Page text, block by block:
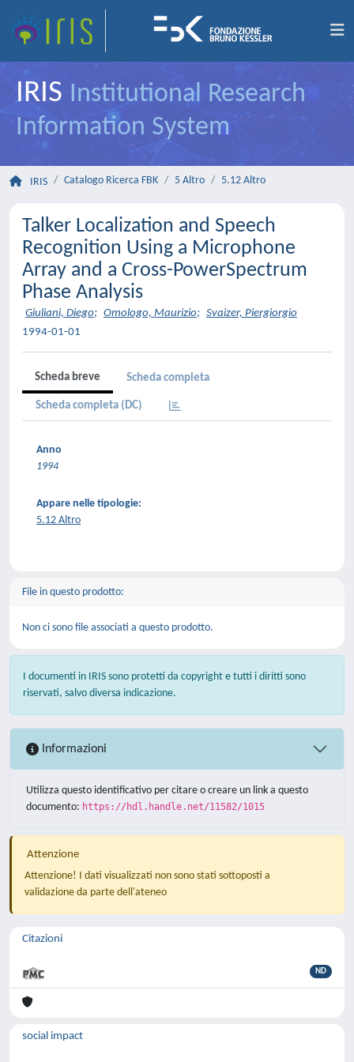
IRIS Institutional Research
Information System
IRIS Catalogo Ricerca FBK 5 Altro 5.12 Altro
Talker Localization and Speech
Recognition Using a Microphone
Array and a Cross-PowerSpectrum
Phase Analysis
Giuliani, Diego; Omologo, Maurizio; Svaizer, Piergiorgio
1994-01-01
Scheda breve Scheda completa
Scheda completa (DC)
Anno
1994
Appare nelle tipologie:
5.12 Altro
File in questo prodotto:
Non ci sono file associati a questo prodotto.
I documenti in IRIS sono protetti da copyright e tutti i diritti sono
riservati, salvo diversa indicazione.
Informazioni
Utilizza questo identificativo per citare o creare un link a questo
documento: https://hdl.handle.net/11582/1015
Attenzione
Attenzione! I dati visualizzati non sono stati sottoposti a
validazione da parte dell'ateneo
Citazioni
ND
social impact